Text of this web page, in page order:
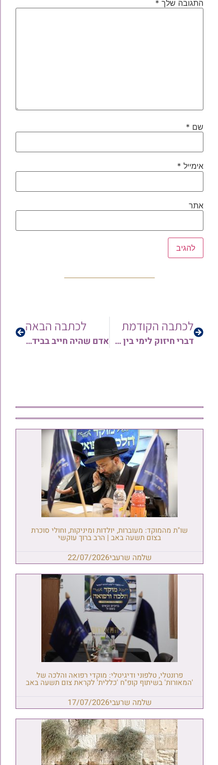
התגובה שלך *
שם *
אימייל *
אתר
לכתבה הקודמת
דברי חיזוק לימי בין המצרים – שורש החורבן מאת הגאון הרב איתמר מחפוד שליט"א
לכתבה הבאה
אדם שהיה חייב בבידוד מחמת תסמינים ולא נכנס במזיד וגרם לאחרים להיכנס לבידוד מחמתו – האם חייב לשלם להם על הנזק שנגרם? מאת הגאון הרב אוריאל חוברה שליט"א
שו"ת מהמוקד: מעוברות, יולדות ומיניקות, וחולי סוכרת
בצום תשעה באב | הרב ברוך עוקשי
שלמה שרעבי22/07/2026
פרונטלי, טלפוני ודיגיטלי: מוקדי רפואה והלכה של
'המאורות' בשיתוף קופ"ח 'כללית' לקראת צום תשעה באב
שלמה שרעבי17/07/2026